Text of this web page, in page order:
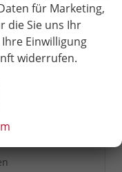
für Marketing,
die Sie uns Ihr
Einwilligung
widerrufen.